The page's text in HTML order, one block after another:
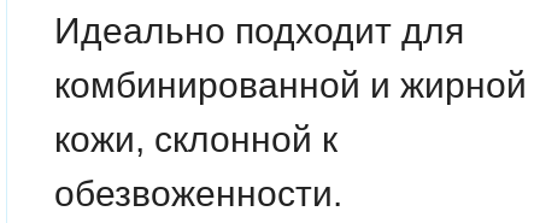
Идеально подходит для
комбинированной и жирной
кожи, склонной к
обезвоженности.